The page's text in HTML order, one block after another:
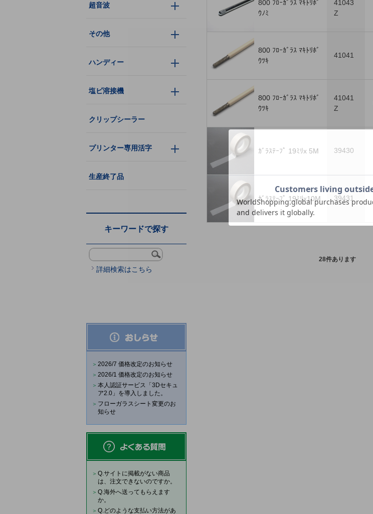
800 ﾌﾛｰｶﾞﾗｽ ﾏｷﾄﾘﾎﾞ
ｳﾉﾐ
41043
Z
800 ﾌﾛｰｶﾞﾗｽ ﾏｷﾄﾘﾎﾞ
ｳﾂｷ
41041
800 ﾌﾛｰｶﾞﾗｽ ﾏｷﾄﾘﾎﾞ
ｳﾂｷ
41041
Z
ｶﾞﾗｽﾃｰﾌﾟ 19ﾐﾘx 5M 39430
ｶﾞﾗｽﾃｰﾌﾟ 19ﾐﾘx10M 39431
28件あります
超音波
その他
ハンディー
塩ビ溶接機
クリップシーラー
プリンター専用活字
生産終了品
キーワードで探す
詳細検索はこちら
2026/7 価格改定のお知らせ
2026/1 価格改定のお知らせ
本人認証サービス「3Dセキュ
ア2.0」を導入しました。
フローガラスシート変更のお
知らせ
Q.サイトに掲載がない商品
は、注文できないのですか。
Q.海外へ送ってもらえます
か。
Q.どのような支払い方法があ